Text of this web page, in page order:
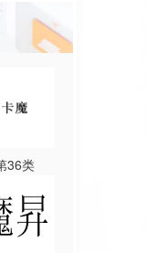
36类